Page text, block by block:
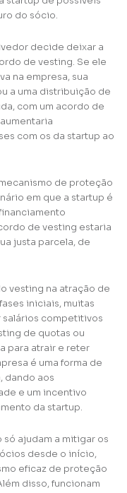
do sócio.
decide deixar a
de vesting. Se ele
na empresa, sua
a uma distribuição de
com um acordo de
com os da startup ao
de proteção
em que a startup é
de vesting estaria
justa parcela, de
vesting na atração de
iniciais, muitas
salários competitivos
de quotas ou
para atrair e reter
é uma forma de
dando aos
e um incentivo
da startup.
só ajudam a mitigar os
desde o início,
eficaz de proteção
disso, funcionam